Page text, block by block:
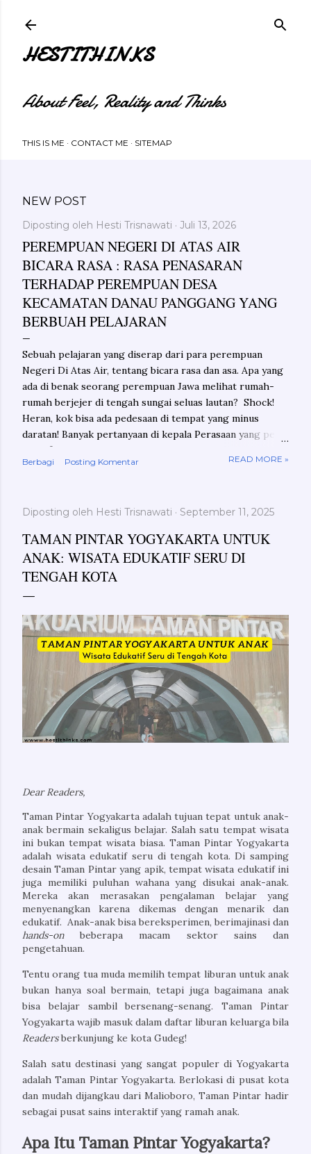
HESTITHINKS
About Feel, Reality and Thinks
THIS IS ME CONTACT ME SITEMAP
NEW POST
Diposting oleh Hesti Trisnawati Juli 13, 2026
PEREMPUAN NEGERI DI ATAS AIR
BICARA RASA : RASA PENASARAN
TERHADAP PEREMPUAN DESA
KECAMATAN DANAU PANGGANG YANG
BERBUAH PELAJARAN
Sebuah pelajaran yang diserap dari para perempuan
Negeri Di Atas Air, tentang bicara rasa dan asa. Apa yang
ada di benak seorang perempuan Jawa melihat rumah-
rumah berjejer di tengah sungai seluas lautan? Shock!
Heran, kok bisa ada pedesaan di tempat yang minus
daratan! Banyak pertanyaan di kepala Perasaan yang perlu
dikonfirmasikan Penasaran yang butuh jawaban Ini bukan
tentang rasa-rasa dalam radar lara atau nestapa Ini
sungai yang begitu besar di kanan kiri jalan yang Anda
hidup di Pulau Jawa. Berapa sih lebar sungai di Jawa itu?
Di hulu sungai pun, paling besar mungkin 200 meter-an
saja. Rata-rata sungai di Jawa lebarnya 30-80 meter. Dan
itupun jumlahnya tak banyak. Melihat peta geografis
tak begitu jauh, ya? BaBayangannya tak beda jauh dengan
Pulau Jawa...
Berbagi Posting Komentar READ MORE »
Diposting oleh Hesti Trisnawati September 11, 2025
TAMAN PINTAR YOGYAKARTA UNTUK
ANAK: WISATA EDUKATIF SERU DI
TENGAH KOTA
Dear Readers,
Taman Pintar Yogyakarta adalah tujuan tepat untuk anak-
anak bermain sekaligus belajar. Salah satu tempat wisata
ini bukan tempat wisata biasa. Taman Pintar Yogyakarta
adalah wisata edukatif seru di tengah kota. Di samping
desain Taman Pintar yang apik, tempat wisata edukatif ini
juga memiliki puluhan wahana yang disukai anak-anak.
Mereka akan merasakan pengalaman belajar yang
menyenangkan karena dikemas dengan menarik dan
hands-on beberapa macam sektor sains dan
pengetahuan.
Tentu orang tua muda memilih tempat liburan untuk anak
bukan hanya soal bermain, tetapi juga bagaimana anak
bisa belajar sambil bersenang-senang. Taman Pintar
Yogyakarta wajib masuk dalam daftar liburan keluarga bila
Readersberkunjung ke kota Gudeg!
Salah satu destinasi yang sangat populer di Yogyakarta
adalah Taman Pintar Yogyakarta. Berlokasi di pusat kota
dan mudah dijangkau dari Malioboro, Taman Pintar hadir
sebagai pusat sains interaktif yang ramah anak.
Apa Itu Taman Pintar Yogyakarta?